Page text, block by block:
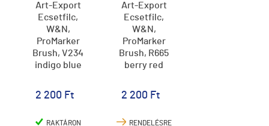
Art-Export
Ecsetfilc,
W&N,
ProMarker
Brush, V234
indigo blue
2 200 Ft
RAKTÁRON
Art-Export
Ecsetfilc,
W&N,
ProMarker
Brush, R665
berry red
2 200 Ft
RENDELÉSRE